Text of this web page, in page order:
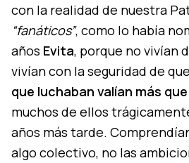
con la realidad de nuestra
“fanáticos”, como lo había
años Evita, porque no vivían
vivían con la seguridad de que
que luchaban valían más
muchos de ellos
años más tarde.
algo colectivo, no las